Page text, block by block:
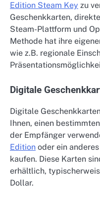
Edition Steam Key zu
Geschenkkarten,
Steam-Plattform und
Methode hat ihre
wie z.B. regionale
Digitale
Digitale
Ihnen, einen
der Empfänger
Edition oder ein
kaufen. Diese Karten
erhältlich,
Dollar.